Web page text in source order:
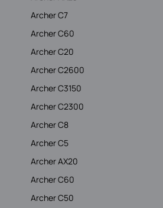
Archer C7
Archer C60
Archer C20
Archer C2600
Archer C3150
Archer C2300
Archer C8
Archer C5
Archer AX20
Archer C60
Archer C50